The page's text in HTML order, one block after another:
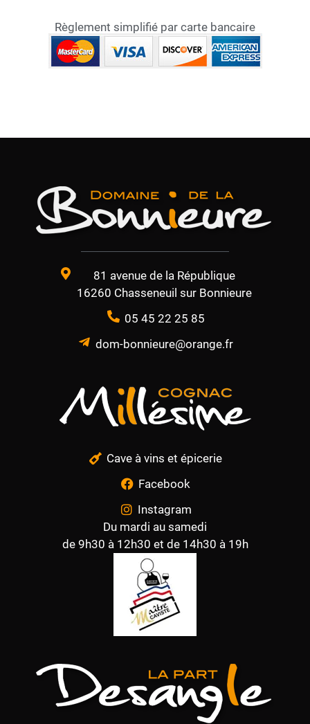
Règlement simplifié par carte bancaire
81 avenue de la République
16260 Chasseneuil sur Bonnieure
05 45 22 25 85
dom-bonnieure@orange.fr
Cave à vins et épicerie
Facebook
Instagram
Du mardi au samedi
de 9h30 à 12h30 et de 14h30 à 19h